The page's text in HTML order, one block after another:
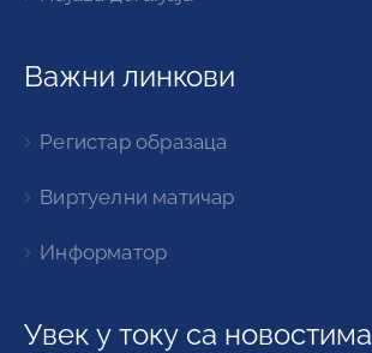
Важни линкови
Регистар образаца
Виртуелни матичар
Информатор
Увек у току са новостима